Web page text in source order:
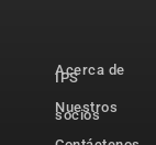
Acerca de
IPS
Nuestros
socios